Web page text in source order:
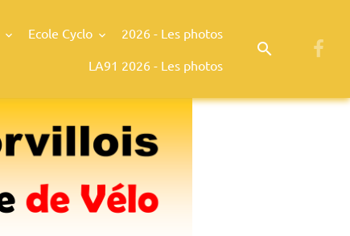
Ecole Cyclo
2026 - Les photos
LA91 2026 - Les photos